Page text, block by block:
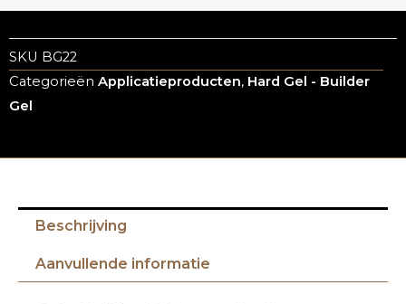
SKU BG22
Categorieën Applicatieproducten, Hard Gel - Builder
Gel
Beschrijving
Aanvullende informatie